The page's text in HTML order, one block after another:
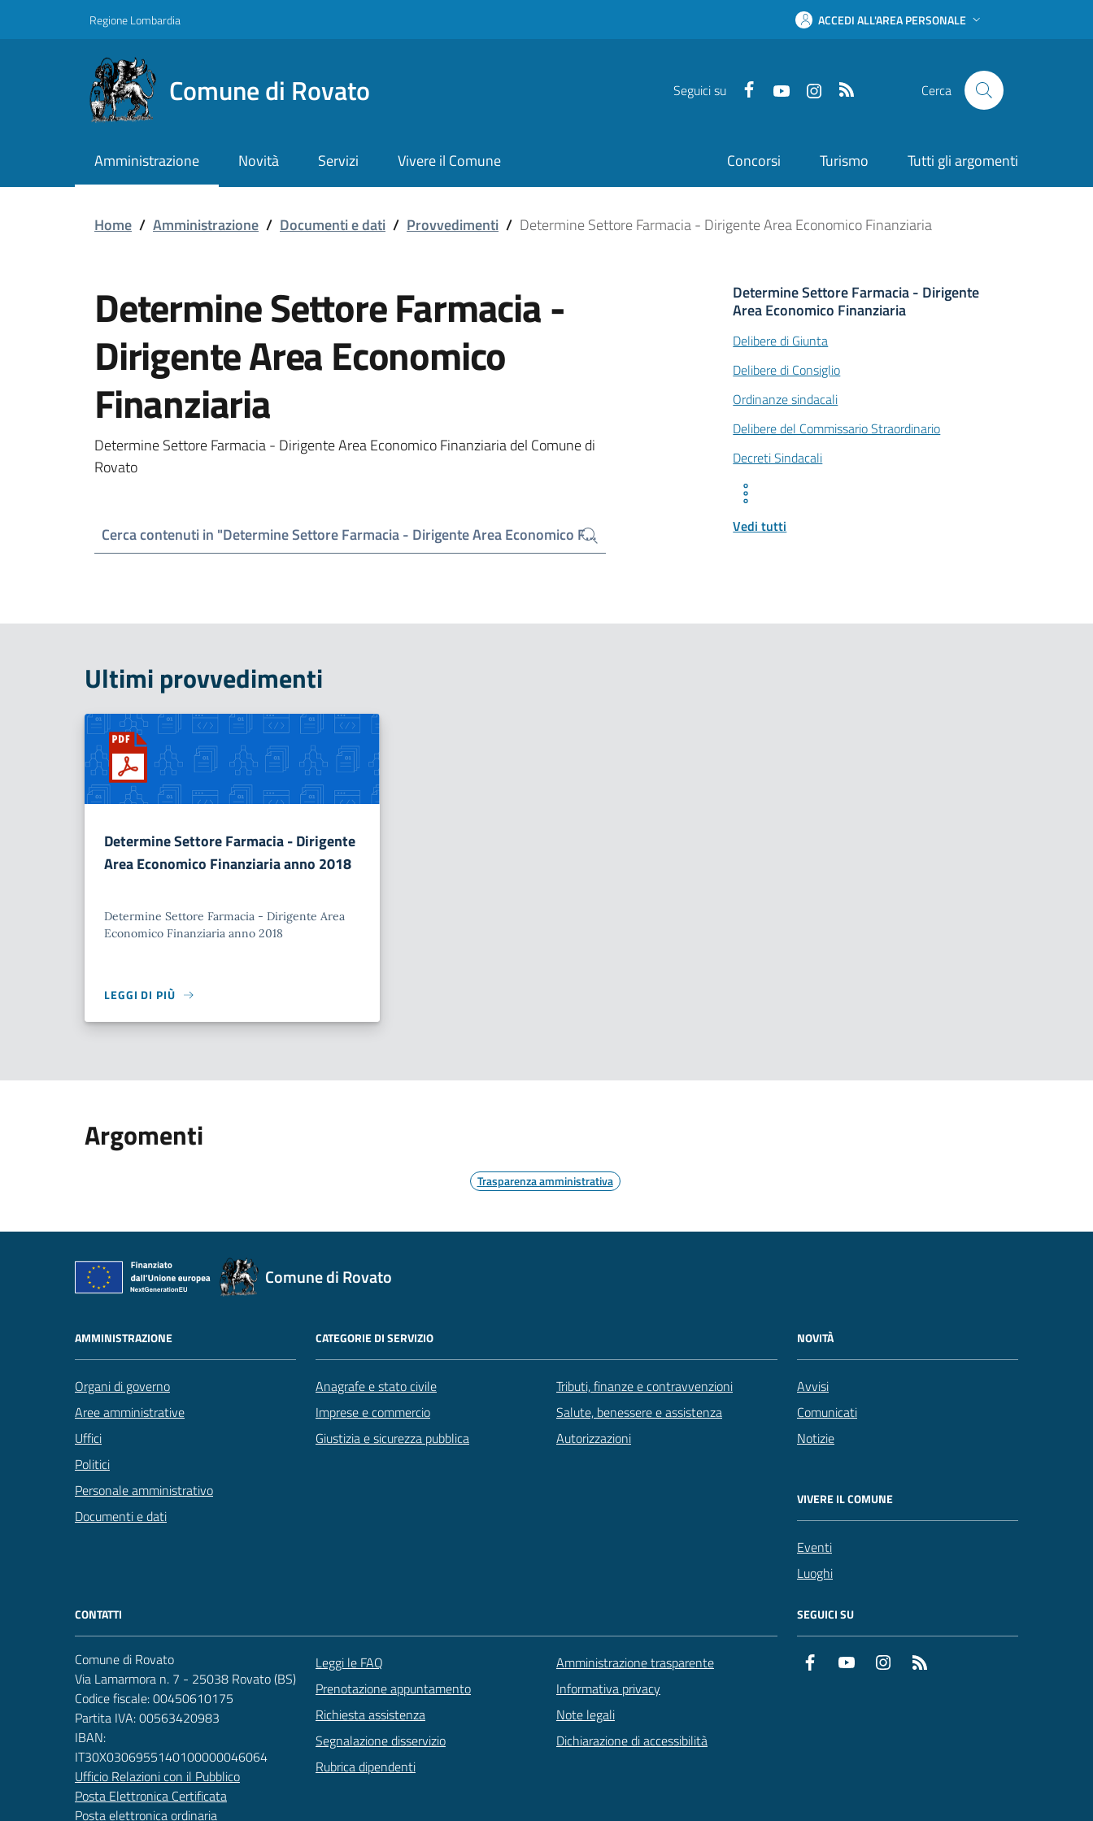
Regione Lombardia ACCEDI ALL'AREA PERSONALE
Comune di Rovato Seguici su FacebookYouTube Instagram Cerca
Amministrazione Novità Servizi Vivere il Comune Concorsi Turismo Tutti gli argomenti
Home / Amministrazione / Documenti e dati / Provvedimenti / Determine Settore Farmacia - Dirigente Area Economico Finanziaria
Determine Settore Farmacia -
Dirigente Area Economico
Finanziaria
Determine Settore Farmacia - Dirigente Area Economico Finanziaria del Comune di
Rovato
Cerca contenuti in "Determine Settore Farmacia - Dirigente Area Economico Finanziaria"
Determine Settore Farmacia - Dirigente
Area Economico Finanziaria
Delibere di Giunta
Delibere di Consiglio
Ordinanze sindacali
Delibere del Commissario Straordinario
Decreti Sindacali
Vedi tutti
Ultimi provvedimenti
Determine Settore Farmacia - Dirigente
Area Economico Finanziaria anno 2018
Determine Settore Farmacia - Dirigente Area
Economico Finanziaria anno 2018
LEGGI DI PIÙ
Argomenti
Trasparenza amministrativa
Comune di Rovato
AMMINISTRAZIONE
Organi di governo
Aree amministrative
Uffici
Politici
Personale amministrativo
Documenti e dati
CATEGORIE DI SERVIZIO
Anagrafe e stato civile
Imprese e commercio
Giustizia e sicurezza pubblica
Tributi, finanze e contravvenzioni
Salute, benessere e assistenza
Autorizzazioni
NOVITÀ
Avvisi
Comunicati
Notizie
VIVERE IL COMUNE
Eventi
Luoghi
CONTATTI
Comune di Rovato
Via Lamarmora n. 7 - 25038 Rovato (BS)
Codice fiscale: 00450610175
Partita IVA: 00563420983
IBAN:
IT30X0306955140100000046064
Ufficio Relazioni con il Pubblico
Posta Elettronica Certificata
Posta elettronica ordinaria
Leggi le FAQ
Prenotazione appuntamento
Richiesta assistenza
Segnalazione disservizio
Rubrica dipendenti
Amministrazione trasparente
Informativa privacy
Note legali
Dichiarazione di accessibilità
SEGUICI SU
Facebook YouTube Instagram